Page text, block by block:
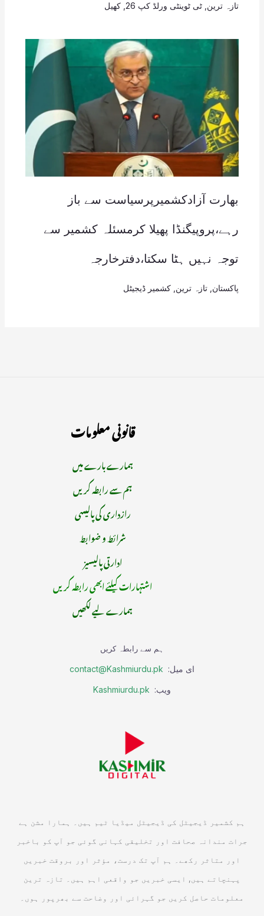
تازہ ترین ٹی ٹوینٹی ورلڈ کپ 26 , کھیل
بھارت آزادکشمیرپرسیاست سے باز
رہے،پروپیگنڈا پھیلا کرمسئلہ کشمیر سے
توجہ نہیں ہٹا سکتا،دفترخارجہ
پاکستان تازہ ترین کشمیر ڈیجیٹل
قانونی معلومات
ہمارے بارے میں
ہم سے رابطہ کریں
رازداری کی پالیسی
شرائط و ضوابط
ادارتی پالیسیز
اشتہارات کیلئے ابھی رابطہ کریں
ہمارے لیے لکھیں
ہم سے رابطہ کریں
ای میل: contact@Kashmiurdu.pk
ویب: Kashmiurdu.pk
ہم کشمیر ڈیجیٹل کی ڈیجیٹل میڈیا ٹیم ہیں۔ ہمارا مشن ہے
جرات مندانہ صحافت اور تخلیقی کہانی گوئی جو آپ کو باخبر
اور متاثر رکھے۔ ہم آپ تک درست، مؤثر اور بروقت خبریں
پہنچاتے ہیں, ایسی خبریں جو واقعی اہم ہیں۔ تازہ ترین
معلومات حاصل کریں جو گہرائی اور وضاحت سے بھرپور ہوں۔